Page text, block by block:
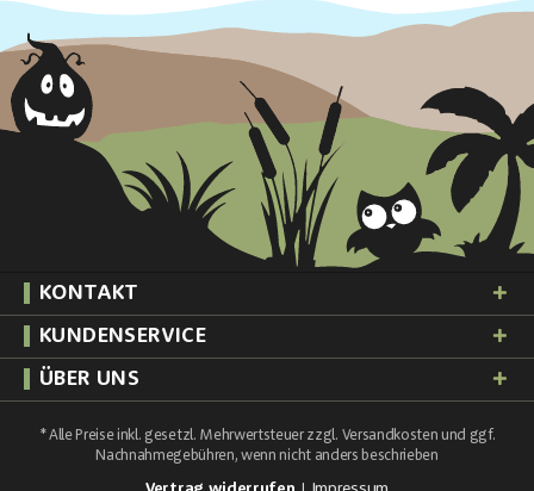
KONTAKT
KUNDENSERVICE
ÜBER UNS
* Alle Preise inkl. gesetzl. Mehrwertsteuer zzgl. Versandkosten und ggf.
Nachnahmegebühren, wenn nicht anders beschrieben